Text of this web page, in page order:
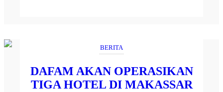
BERITA
DAFAM AKAN OPERASIKAN
TIGA HOTEL DI MAKASSAR